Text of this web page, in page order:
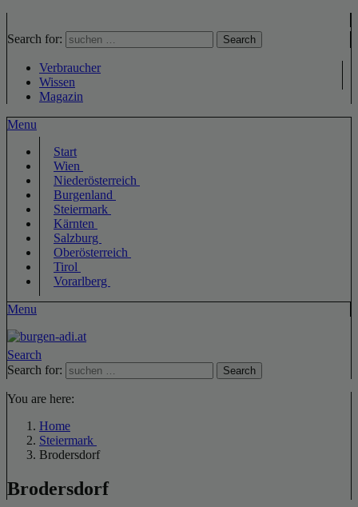
Search for: Search
Verbraucher
Wissen
Magazin
Menu
Start
Wien
Niederösterreich
Burgenland
Steiermark
Kärnten
Salzburg
Oberösterreich
Tirol
Vorarlberg
Menu
Search
Search for:
Search
You are here:
Home
Steiermark
Brodersdorf
Brodersdorf